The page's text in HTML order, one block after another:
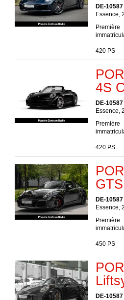
DE-
Essence,
Première
420 PS
4S
DE-
Essence,
Première
420 PS
DE-
Essence,
Première
450 PS
DE-